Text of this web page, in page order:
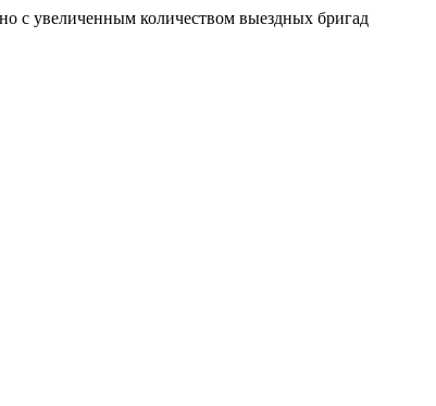
с увеличенным количеством выездных бригад